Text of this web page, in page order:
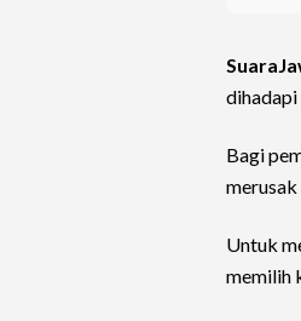
dihadapi
Bagi
Untuk
memilih